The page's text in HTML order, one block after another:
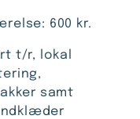
600 kr.
t/r, lokal
samt